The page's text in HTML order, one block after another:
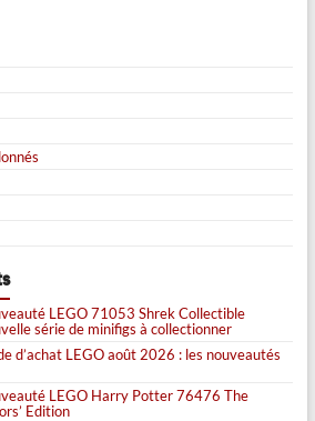
LEGO 71053 Shrek Collectible
série de minifigs à collectionner
d’achat LEGO août 2026 : les nouveautés
LEGO Harry Potter 76476 The
Edition